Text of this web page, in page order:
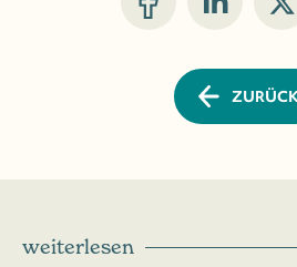
weiterlesen